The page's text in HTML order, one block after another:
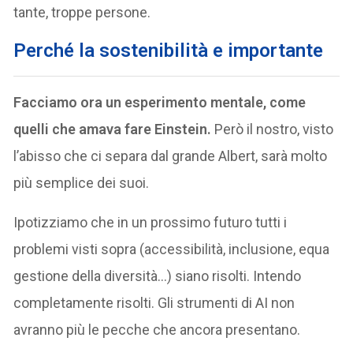
tante, troppe persone.
Perché la sostenibilità e importante
Facciamo ora un esperimento mentale, come
quelli che amava fare Einstein. Però il nostro, visto
l’abisso che ci separa dal grande Albert, sarà molto
più semplice dei suoi.
Ipotizziamo che in un prossimo futuro tutti i
problemi visti sopra (accessibilità, inclusione, equa
gestione della diversità…) siano risolti. Intendo
completamente risolti. Gli strumenti di AI non
avranno più le pecche che ancora presentano.